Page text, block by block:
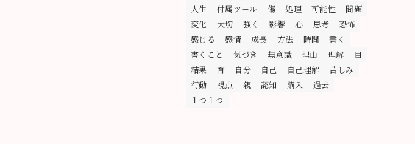
人生
付属ツール 傷 処理 可能性
問題
変化
大切 強く 影響 心 思考
恐怖
感じる
感情 成長 方法 時間
書く
書くこと
気づき 無意識 理由 理解
目
結果
育 自分 自己 自己理解
苦しみ
行動
視点 親 認知 購入
過去
１つ１つ